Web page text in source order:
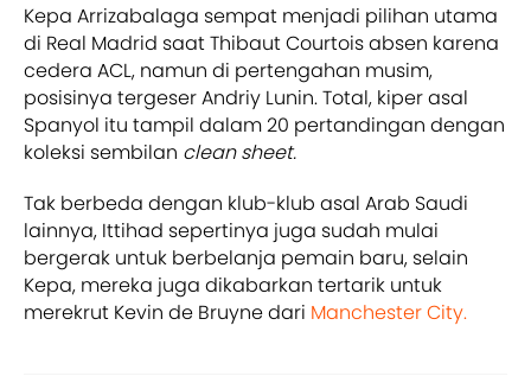
Kepa Arrizabalaga sempat menjadi pilihan utama
di Real Madrid saat Thibaut Courtois absen karena
cedera ACL, namun di pertengahan musim,
posisinya tergeser Andriy Lunin. Total, kiper asal
Spanyol itu tampil dalam 20 pertandingan dengan
koleksi sembilan clean sheet.
Tak berbeda dengan klub-klub asal Arab Saudi
lainnya, Ittihad sepertinya juga sudah mulai
bergerak untuk berbelanja pemain baru, selain
Kepa, mereka juga dikabarkan tertarik untuk
merekrut Kevin de Bruyne dari Manchester City.